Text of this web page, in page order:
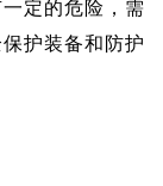
定的危险，需
护装备和防护